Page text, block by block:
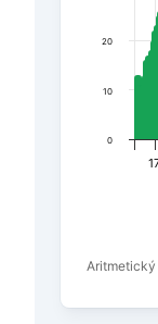
Aritmetický
0
10
20
End of